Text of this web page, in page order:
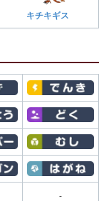
キチキギス
-